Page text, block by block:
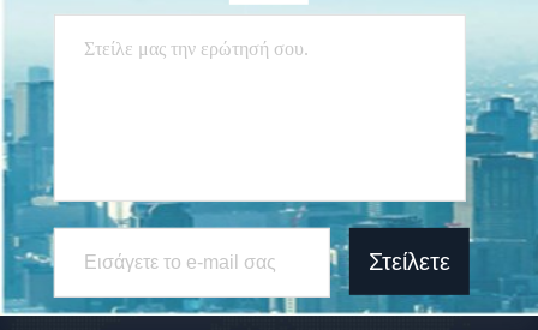
Στείλετε